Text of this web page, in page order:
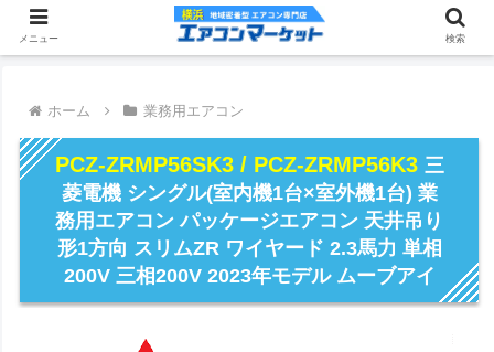
ホーム 業務用エアコン
PCZ-ZRMP56SK3 / PCZ-ZRMP56K3 三
菱電機 シングル(室内機1台×室外機1台) 業
務用エアコン パッケージエアコン 天井吊り
形1方向 スリムZR ワイヤード 2.3馬力 単相
200V 三相200V 2023年モデル ムーブアイ
メニュー 検索